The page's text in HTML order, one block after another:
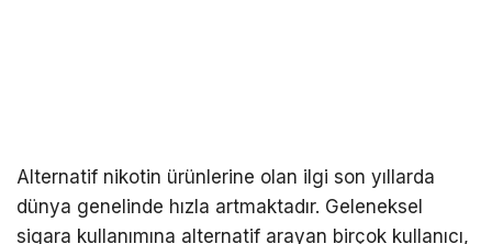
Alternatif nikotin ürünlerine olan ilgi son yıllarda
dünya genelinde hızla artmaktadır. Geleneksel
sigara kullanımına alternatif arayan birçok kullanıcı,